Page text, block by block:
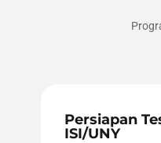
Persiapan
ISI/UNY